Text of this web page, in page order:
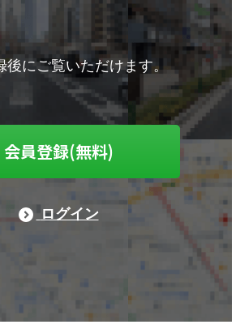
後にご覧いただけます。
会員登録(無料)
ログイン